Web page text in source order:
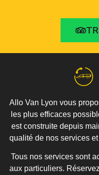
Allo Van Lyon vous
les plus efficaces
est construite depuis
qualité de nos services
Tous nos services sont
aux particuliers.